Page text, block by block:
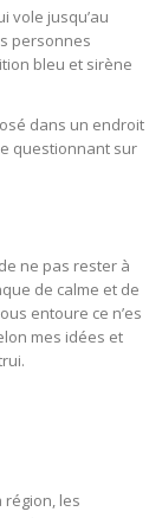
vole jusqu’au
personnes
bleu et sirène
dans un endroit
questionnant sur
ne pas rester à
de calme et de
entoure ce n’es
mes idées et
région, les